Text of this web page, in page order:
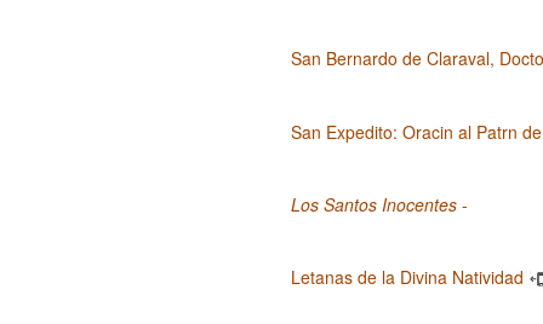
San Bernardo de Claraval,
San Expedito: Oracin al Patrn
Los Santos Inocentes -
Letanas de la Divina Natividad